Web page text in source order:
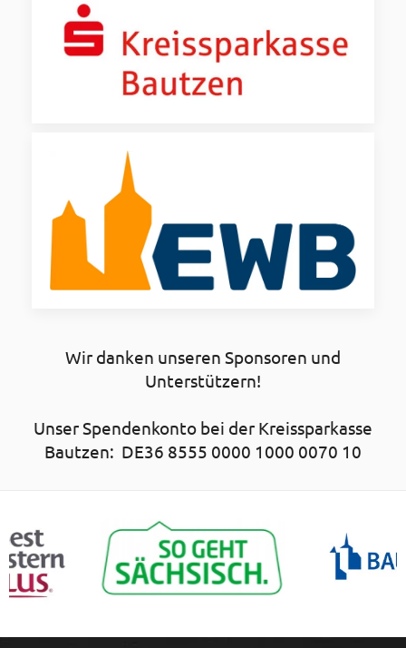
Wir danken unseren Sponsoren und
Unterstützern!
Unser Spendenkonto bei der Kreissparkasse
Bautzen: DE36 8555 0000 1000 0070 10